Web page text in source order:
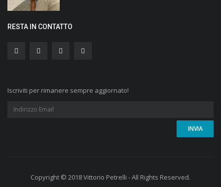
RESTA IN CONTATTO
Iscriviti per rimanere sempre aggiornato!
Copyright © 2018 Vittorio Petrelli - All Rights Reserved.